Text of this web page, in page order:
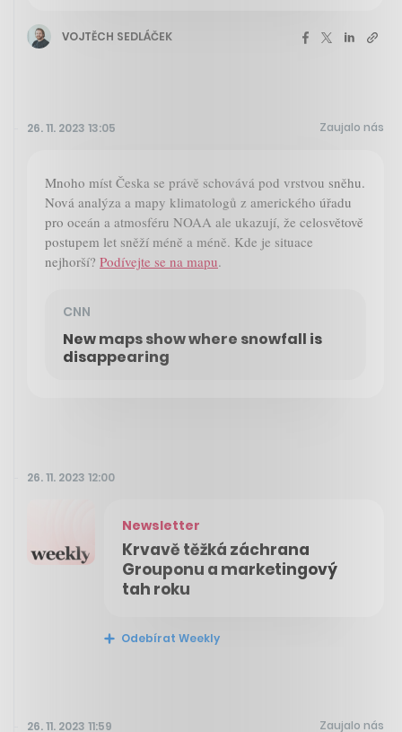
VOJTĚCH SEDLÁČEK
26. 11. 2023 13:05 Zaujalo nás
Mnoho míst Česka se právě schovává pod vrstvou sněhu.
Nová analýza a mapy klimatologů z amerického úřadu
pro oceán a atmosféru NOAA ale ukazují, že celosvětově
postupem let sněží méně a méně. Kde je situace
nejhorší? Podívejte se na mapu.
CNN
New maps show where snowfall is
disappearing
26. 11. 2023 12:00
Newsletter
Krvavě těžká záchrana
Grouponu a marketingový
tah roku
Odebírat Weekly
26. 11. 2023 11:59 Zaujalo nás